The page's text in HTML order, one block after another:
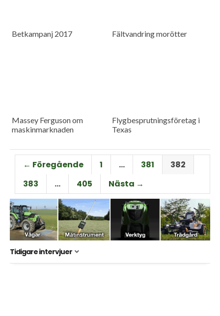
Betkampanj 2017 Fältvandring morötter
Massey Ferguson om
maskinmarknaden
Flygbesprutningsföretag i
Texas
← Föregående 1 … 381
382
383
… 405 Nästa →
Tidigare intervjuer